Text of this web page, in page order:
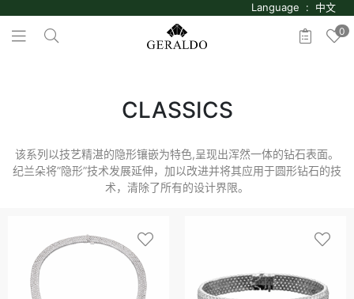
Language : 中文
0
CLASSICS
该系列以技艺精湛的隐形镶嵌为特色,呈现出浑然一体的钻石表面。
纪兰朵将”隐形”技术发展延伸，加以改进并将其应用于圆形钻石的技
术，清除了所有的设计界限。